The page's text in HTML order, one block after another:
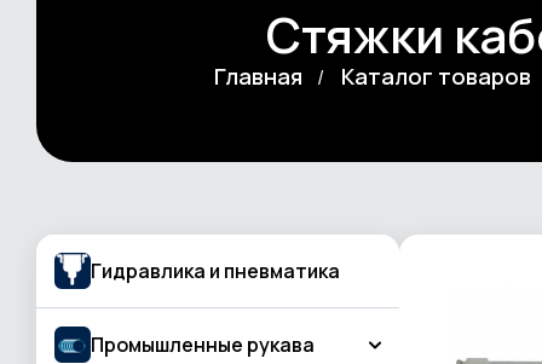
Стяжки
Главная Каталог товаров
Гидравлика и пневматика
Промышленные рукава